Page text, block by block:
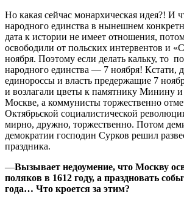
Но какая сейчас монархическая идея?! И
народного единства в нынешнем
дата к истории не имеет отношения,
освободили от польских интервентов и
ноября. Поэтому если делать кальку, то
народного единства — 7 ноября! Кстати,
единороссы и власть предержащие 7
и возлагали цветы к памятнику Минину
Москве, а коммунисты торжественно
Октябрьской социалистической
мирно, дружно, торжественно. Потом
демократии господин Сурков решил
праздника.
—Вызывает недоумение, что Москву
поляков в 1612 году, а праздновать
года… Что кроется за этим?